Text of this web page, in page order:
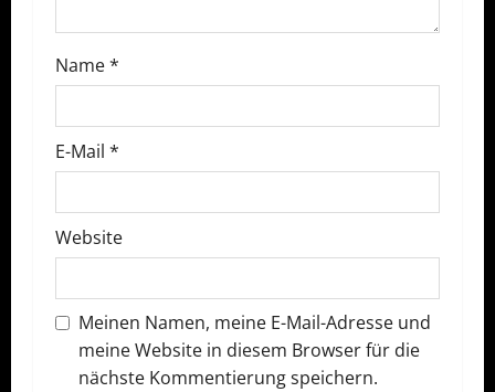
g
a
t
i
o
n
Name*
E-Mail *
Website
Meinen Namen, meine E-Mail-Adresse und
meine Website in diesem Browser für die
nächste Kommentierung speichern.